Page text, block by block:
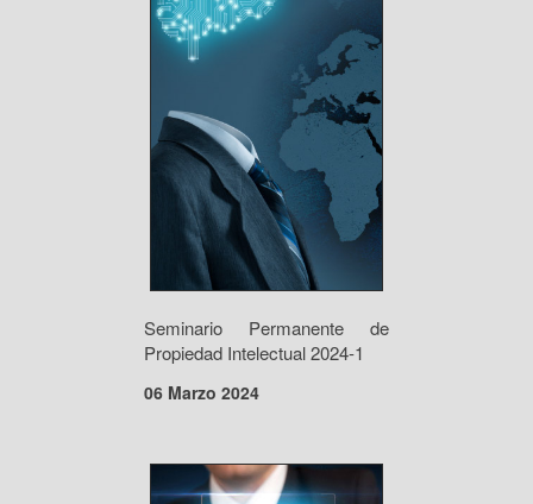
Seminario Permanente de
Propiedad Intelectual 2024-1
06 Marzo 2024